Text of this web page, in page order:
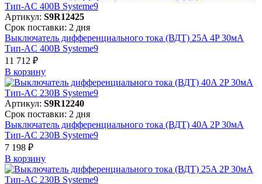
Артикул: S9R12425
Срок поставки: 2 дня
Выключатель дифференциального тока (ВДТ) 25A 4P 30мА
Тип-AC 400В Systeme9
11 712 ₽
В корзинy
Артикул: S9R12240
Срок поставки: 2 дня
Выключатель дифференциального тока (ВДТ) 40A 2P 30мА
Тип-AC 230В Systeme9
7 198 ₽
В корзинy